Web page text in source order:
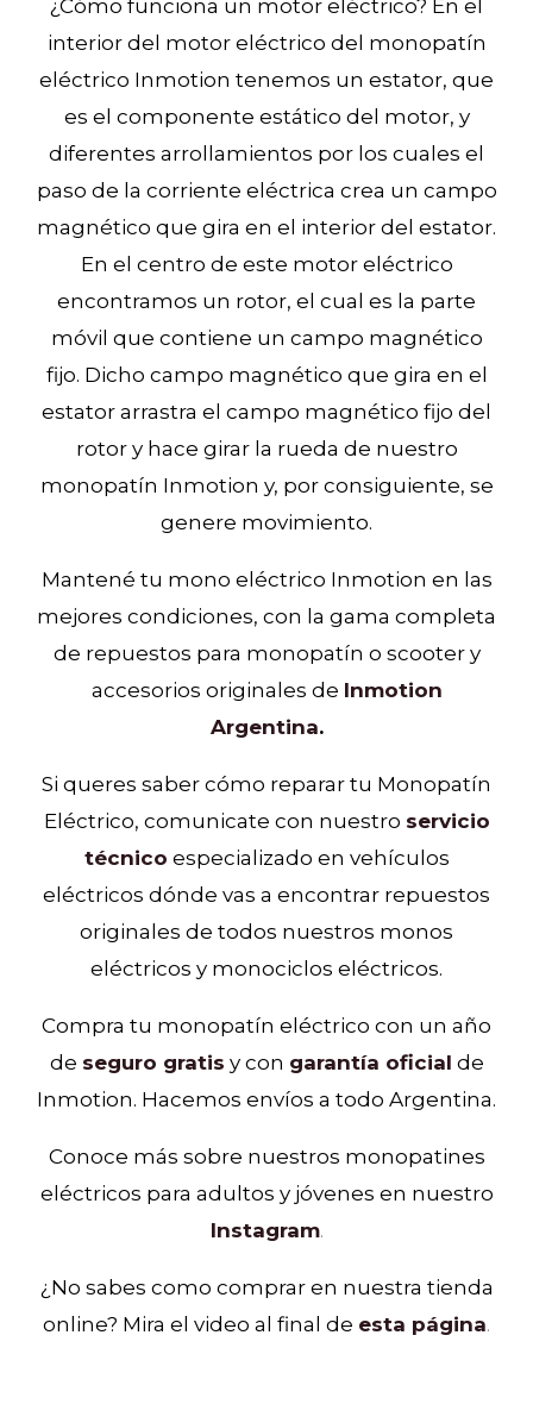
¿Cómo funciona un motor eléctrico? En el
interior del motor eléctrico del monopatín
eléctrico Inmotion tenemos un estator, que
es el componente estático del motor, y
diferentes arrollamientos por los cuales el
paso de la corriente eléctrica crea un campo
magnético que gira en el interior del estator.
En el centro de este motor eléctrico
encontramos un rotor, el cual es la parte
móvil que contiene un campo magnético
fijo. Dicho campo magnético que gira en el
estator arrastra el campo magnético fijo del
rotor y hace girar la rueda de nuestro
monopatín Inmotion y, por consiguiente, se
genere movimiento.
Mantené tu mono eléctrico Inmotion en las
mejores condiciones, con la gama completa
de repuestos para monopatín o scooter y
accesorios originales de Inmotion
Argentina.
Si queres saber cómo reparar tu Monopatín
Eléctrico, comunicate con nuestro servicio
técnico especializado en vehículos
eléctricos dónde vas a encontrar repuestos
originales de todos nuestros monos
eléctricos y monociclos eléctricos.
Compra tu monopatín eléctrico con un año
de seguro gratis y con garantía oficial de
Inmotion. Hacemos envíos a todo Argentina.
Conoce más sobre nuestros monopatines
eléctricos para adultos y jóvenes en nuestro
Instagram.
¿No sabes como comprar en nuestra tienda
online? Mira el video al final de esta página.